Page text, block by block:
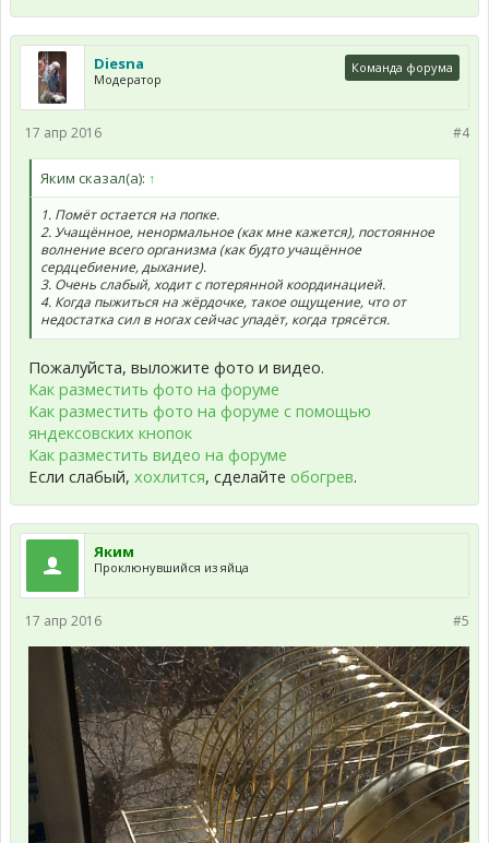
Diesna
Модератор
Команда форума
#4
17 апр 2016
Яким сказал(а): ↑
1. Помёт остается на попке.
2. Учащённое, ненормальное (как мне кажется), постоянное
волнение всего организма (как будто учащённое
сердцебиение, дыхание).
3. Очень слабый, ходит с потерянной координацией.
4. Когда пыжиться на жёрдочке, такое ощущение, что от
недостатка сил в ногах сейчас упадёт, когда трясётся.
Пожалуйста, выложите фото и видео.
Как разместить фото на форуме
Как разместить фото на форуме с помощью
яндексовских кнопок
Как разместить видео на форуме
Если слабый, хохлится, сделайте обогрев.
Яким
Проклюнувшийся из яйца
#5
17 апр 2016